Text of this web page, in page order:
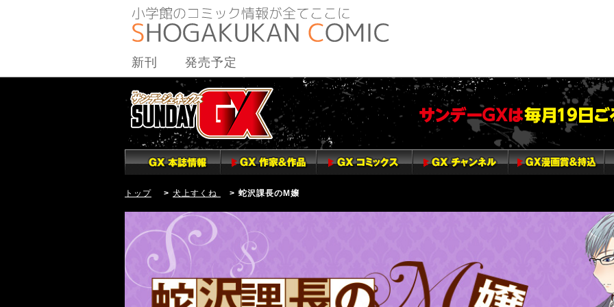
新刊 発売予定
トップ > 犬上すくね > 蛇沢課長のM嬢